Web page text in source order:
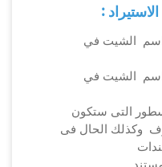
:
اسم الشيت في
الشيت في
التى ستكون
وكذلك الحال فى